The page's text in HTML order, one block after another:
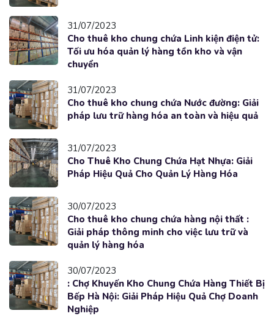
31/07/2023
Cho thuê kho chung chứa Linh kiện điện tử:
Tối ưu hóa quản lý hàng tồn kho và vận
chuyển
31/07/2023
Cho thuê kho chung chứa Nước đường: Giải
pháp lưu trữ hàng hóa an toàn và hiệu quả
31/07/2023
Cho Thuê Kho Chung Chứa Hạt Nhựa: Giải
Pháp Hiệu Quả Cho Quản Lý Hàng Hóa
30/07/2023
Cho thuê kho chung chứa hàng nội thất :
Giải pháp thông minh cho việc lưu trữ và
quản lý hàng hóa
30/07/2023
: Chợ Khuyến Kho Chung Chứa Hàng Thiết Bị
Bếp Hà Nội: Giải Pháp Hiệu Quả Chợ Doanh
Nghiệp